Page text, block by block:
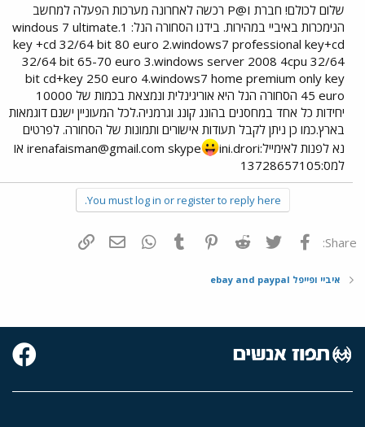
שלום לכולם! חברת P@I רכשה לאחרונה מערכות הפעלה למחשב
הנימכרות באיביי במהירות. בידנו הסחורה הנל: 1.windous 7 ultimate
key +cd 32/64 bit 80 euro 2.windows7 professional key+cd
32/64 bit 65-70 euro 3.windows server 2008 4cpu 32/64
bit cd+key 250 euro 4.windows7 home premium only key
45 euro הסחורה הנל היא אוריגינלית ונמצאת בכמות של 10000
יחידות כל אחד במחסנים בהונג קונג וגרמניה.לכל המעוניין ישנם דוגמאות
בארץ.כמו כן ניתן לקבל תעודות אישורים ותמונות של הסחורה. לפרטים
נא לפנות לאימייל:
irenafaisman@gmail.com skype
ini.drori או
למס:13728657105
You must log in or register to reply here.
Share: פייסבוק Twitter
Reddit
Pinterest
Tumblr
WhatsAppדואר אלקטרוני
איביי ופייפל ebay and paypal